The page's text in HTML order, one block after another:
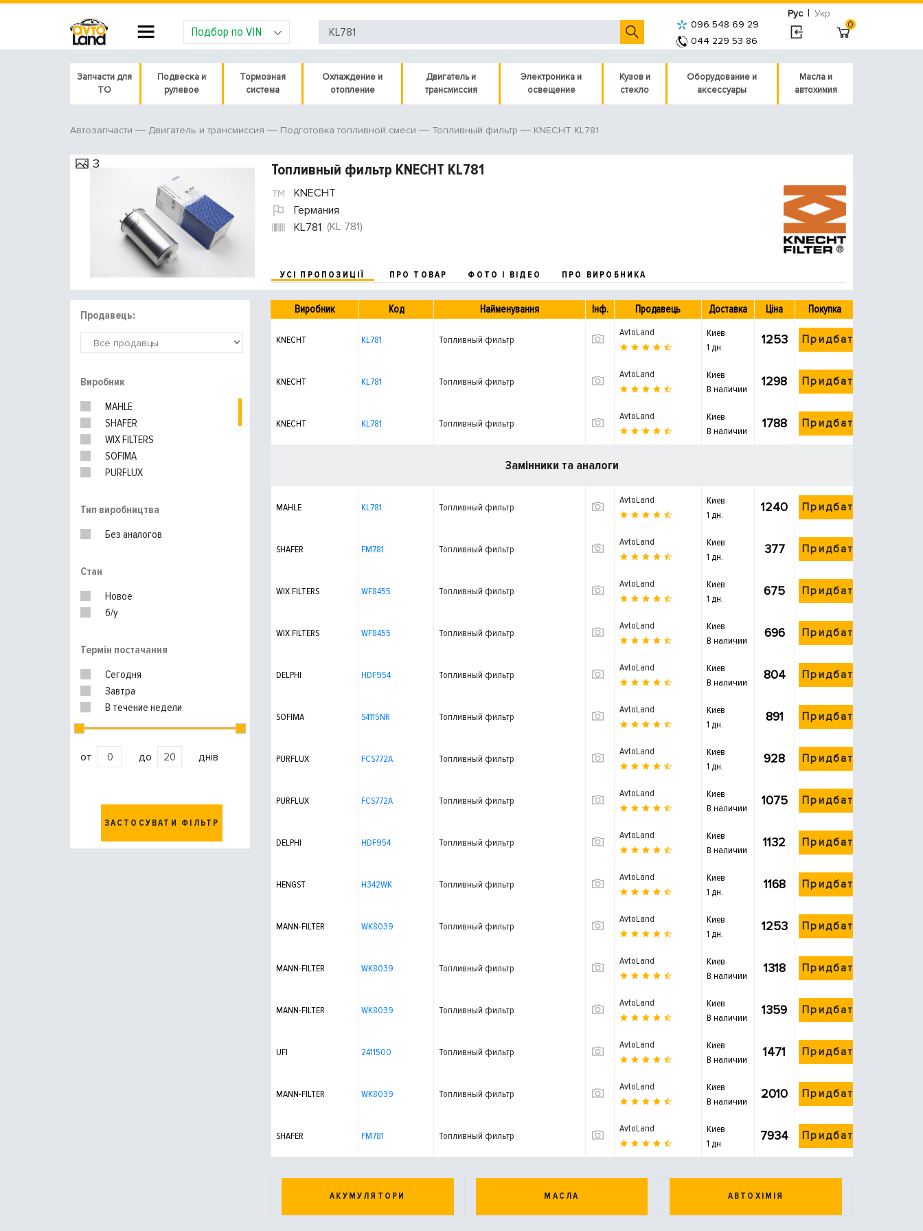
Рус | Укр
Подбор по VIN
096 548 69 29
044 229 53 86
0
Запчасти для
ТО
Подвеска и
рулевое
Тормозная
система
Охлаждение и
отопление
Двигатель и
трансмиссия
Электроника и
освещение
Кузов и
стекло
Оборудование и
аксессуары
Масла и
автохимия
Автозапчасти Двигатель и трансмиссия Подготовка топливной смеси Топливный фильтр KNECHT KL781
3 Топливный фильтр KNECHT KL781
KNECHT
Германия
KL781 (KL 781)
УСІ ПРОПОЗИЦІЇ ПРО ТОВАР ФОТО І ВІДЕО ПРО ВИРОБНИКА
Продавець:
Виробник
MAHLE
SHAFER
WIX FILTERS
SOFIMA
PURFLUX
HENGST
MANN-FILTER
Тип виробництва
Без аналогов
Стан
Новое
б/у
Термін постачання
Сегодня
Завтра
В течение недели
от до днів
ЗАСТОСУВАТИ ФІЛЬТР
Виробник Код Найменування Інф. Продавець Доставка Ціна Покупка
KNECHT KL781 Топливный фильтр
AvtoLand
Киев
1 дн.
1253 Придбати
KNECHT KL781 Топливный фильтр
AvtoLand
Киев
В наличии
1298 Придбати
KNECHT KL781 Топливный фильтр
AvtoLand
Киев
В наличии
1788 Придбати
Замінники та аналоги
MAHLE KL781 Топливный фильтр
AvtoLand
Киев
1 дн.
1240 Придбати
SHAFER FM781 Топливный фильтр
AvtoLand
Киев
1 дн.
377 Придбати
WIX FILTERS WF8455 Топливный фильтр
AvtoLand
Киев
1 дн.
675 Придбати
WIX FILTERS WF8455 Топливный фильтр
AvtoLand
Киев
В наличии
696 Придбати
DELPHI HDF954 Топливный фильтр
AvtoLand
Киев
В наличии
804 Придбати
SOFIMA S4115NR Топливный фильтр
AvtoLand
Киев
1 дн.
891 Придбати
PURFLUX FCS772A Топливный фильтр
AvtoLand
Киев
1 дн.
928 Придбати
PURFLUX FCS772A Топливный фильтр
AvtoLand
Киев
В наличии
1075 Придбати
DELPHI HDF954 Топливный фильтр
AvtoLand
Киев
В наличии
1132 Придбати
HENGST H342WK Топливный фильтр
AvtoLand
Киев
1 дн.
1168 Придбати
MANN-FILTER WK8039 Топливный фильтр
AvtoLand
Киев
1 дн.
1253 Придбати
MANN-FILTER WK8039 Топливный фильтр
AvtoLand
Киев
В наличии
1318 Придбати
MANN-FILTER WK8039 Топливный фильтр
AvtoLand
Киев
В наличии
1359 Придбати
UFI 2411500 Топливный фильтр
AvtoLand
Киев
В наличии
1471 Придбати
MANN-FILTER WK8039 Топливный фильтр
AvtoLand
Киев
В наличии
2010 Придбати
SHAFER FM781 Топливный фильтр
AvtoLand
Киев
1 дн.
7934 Придбати
АКУМУЛЯТОРИ МАСЛА АВТОХІМІЯ